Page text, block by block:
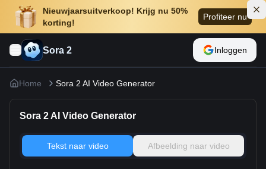
Nieuwjaarsuitverkoop! Krijg nu 50%
korting!
Profiteer nu
Sora 2 Inloggen
Home Sora 2 AI Video Generator
Sora 2 AI Video Generator
Tekst naar video Afbeelding naar video